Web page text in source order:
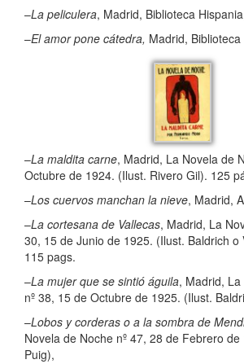
–La peliculera, Madrid, Biblioteca
–El amor pone cátedra, Madrid,
–La maldita carne, Madrid, La Novela de
Octubre de 1924. (Ilust. Rivero Gil). 125
–Los cuervos manchan la nieve, Madrid,
–La cortesana de Vallecas, Madrid, La
30, 15 de Junio de 1925. (Ilust. Baldrich o
115 pags.
–La mujer que se sintió águila, Madrid,
nº 38, 15 de Octubre de 1925. (Ilust.
–Lobos y corderas o a la sombra de
Novela de Noche nº 47, 28 de Febrero
Puig),